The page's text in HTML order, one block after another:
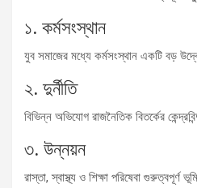
১. কর্মসংস্থান
যুব সমাজের মধ্যে কর্মসংস্থান একটি বড়
২. দুর্নীতি
বিভিন্ন অভিযোগ রাজনৈতিক বিতর্কের
৩. উন্নয়ন
রাস্তা, স্বাস্থ্য ও শিক্ষা পরিষেবা গুরুত্বপূর্ণ